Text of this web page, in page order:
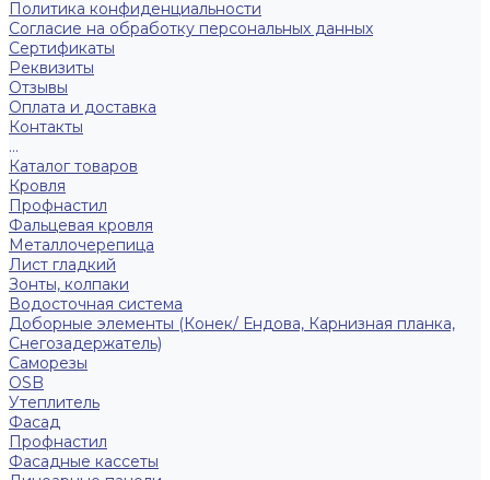
Политика конфиденциальности
Согласие на обработку персональных данных
Сертификаты
Реквизиты
Отзывы
Оплата и доставка
Контакты
...
Каталог товаров
Кровля
Профнастил
Фальцевая кровля
Металлочерепица
Лист гладкий
Зонты, колпаки
Водосточная система
Доборные элементы (Конек/ Ендова, Карнизная планка,
Снегозадержатель)
Саморезы
ОSB
Утеплитель
Фасад
Профнастил
Фасадные кассеты